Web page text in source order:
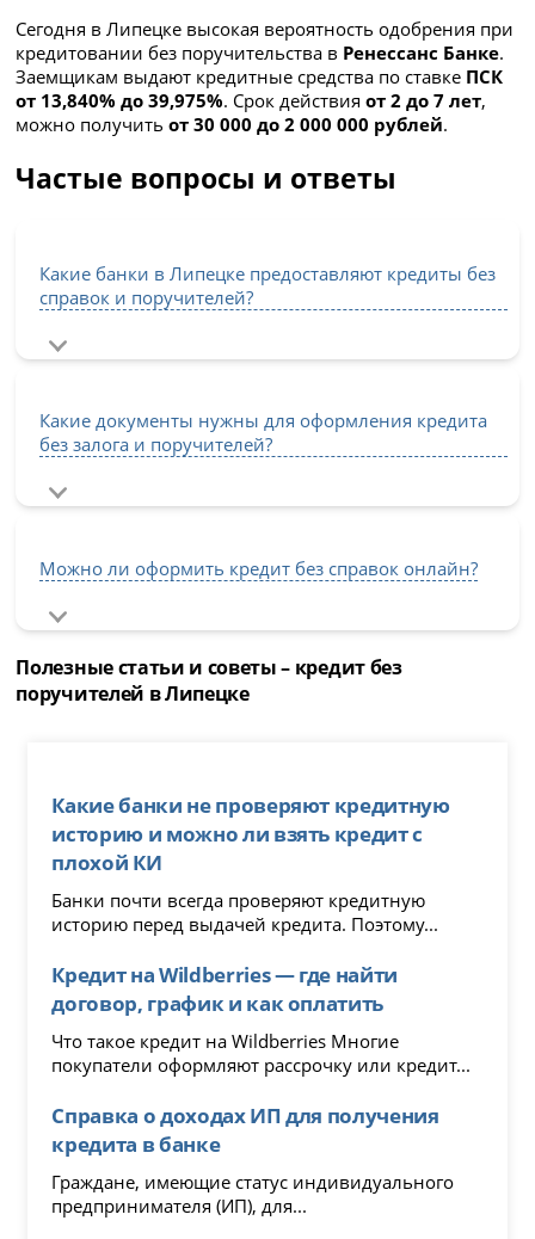
Сегодня в Липецке высокая вероятность одобрения при
кредитовании без поручительства в Ренессанс Банке.
Заемщикам выдают кредитные средства по ставке ПСК
от 13,840% до 39,975%. Срок действияот 2 до 7 лет,
можно получитьот 30 000 до 2 000 000 рублей.
Частые вопросы и ответы
Какие банки в Липецке предоставляют кредиты без
справок и поручителей?
Какие документы нужны для оформления кредита
без залога и поручителей?
Можно ли оформить кредит без справок онлайн?
Полезные статьи и советы – кредит без
поручителей в Липецке
Какие банки не проверяют кредитную
историю и можно ли взять кредит с
плохой КИ
Банки почти всегда проверяют кредитную
историю перед выдачей кредита. Поэтому...
Кредит на Wildberries — где найти
договор, график и как оплатить
Что такое кредит на Wildberries Многие
покупатели оформляют рассрочку или кредит...
Справка о доходах ИП для получения
кредита в банке
Граждане, имеющие статус индивидуального
предпринимателя (ИП), для...